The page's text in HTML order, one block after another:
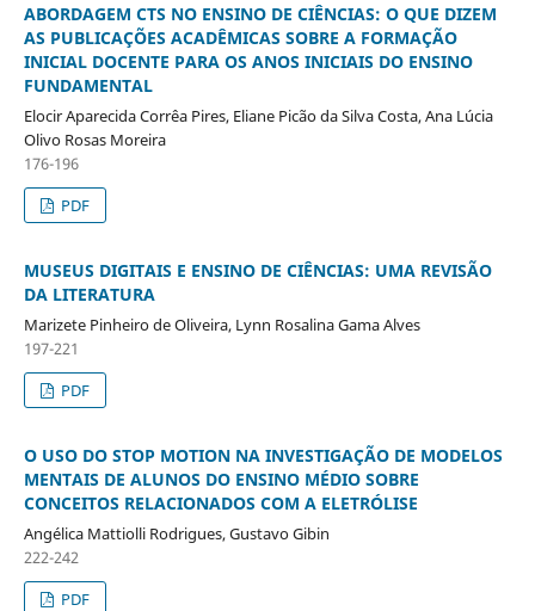
ABORDAGEM CTS NO ENSINO DE CIÊNCIAS: O QUE DIZEM
AS PUBLICAÇÕES ACADÊMICAS SOBRE A FORMAÇÃO
INICIAL DOCENTE PARA OS ANOS INICIAIS DO ENSINO
FUNDAMENTAL
Elocir Aparecida Corrêa Pires, Eliane Picão da Silva Costa, Ana Lúcia
Olivo Rosas Moreira
176-196
PDF
MUSEUS DIGITAIS E ENSINO DE CIÊNCIAS: UMA REVISÃO
DA LITERATURA
Marizete Pinheiro de Oliveira, Lynn Rosalina Gama Alves
197-221
PDF
O USO DO STOP MOTION NA INVESTIGAÇÃO DE MODELOS
MENTAIS DE ALUNOS DO ENSINO MÉDIO SOBRE
CONCEITOS RELACIONADOS COM A ELETRÓLISE
Angélica Mattiolli Rodrigues, Gustavo Gibin
222-242
PDF